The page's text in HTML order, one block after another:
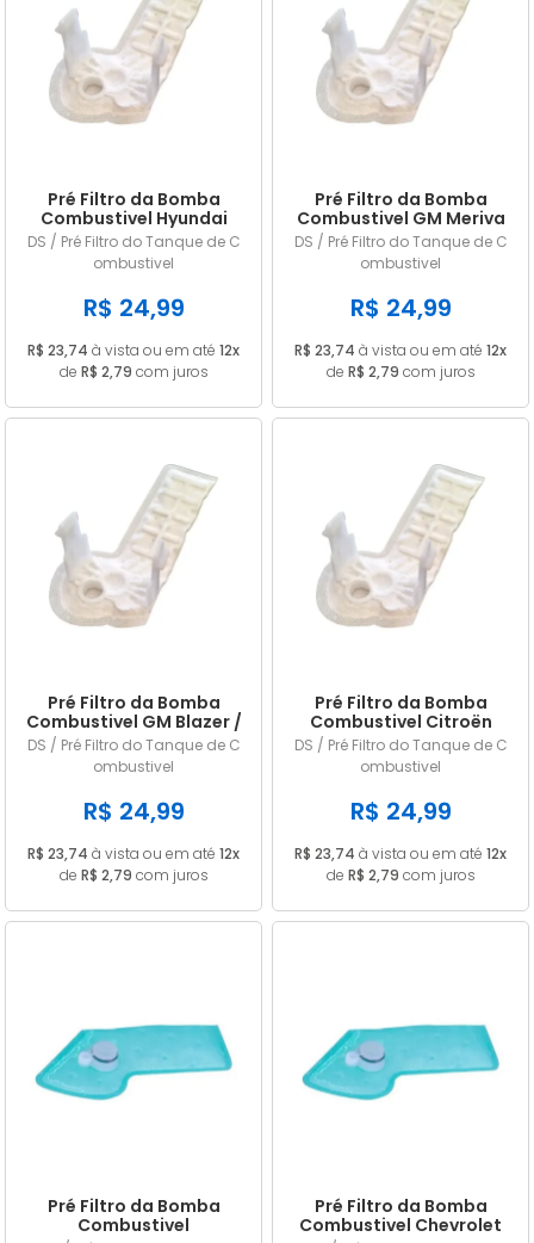
Pré Filtro da Bomba
Combustivel Hyundai
HB20 1.0 3cc 12v Flex 2013
2014 2015 2016
DS / Pré Filtro do Tanque de C
ombustivel
R$ 24,99
R$ 23,74 à vista ou em até 12x
de R$ 2,79 com juros
Pré Filtro da Bomba
Combustivel GM Meriva
1.8 8v Flex 2003 até 2010
DS / Pré Filtro do Tanque de C
ombustivel
R$ 24,99
R$ 23,74 à vista ou em até 12x
de R$ 2,79 com juros
Pré Filtro da Bomba
Combustivel GM Blazer /
S10 2.8 12v Diesel 2005/...
em diante Eletrônico
DS / Pré Filtro do Tanque de C
ombustivel
R$ 24,99
R$ 23,74 à vista ou em até 12x
de R$ 2,79 com juros
Pré Filtro da Bomba
Combustivel Citroën
Aircross 1.6 16v Flex 2010
até 2015
DS / Pré Filtro do Tanque de C
ombustivel
R$ 24,99
R$ 23,74 à vista ou em até 12x
de R$ 2,79 com juros
Pré Filtro da Bomba
Combustivel
Pré Filtro da Bomba
Combustivel Chevrolet